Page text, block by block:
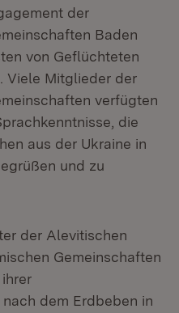
der
Baden
von Geflüchteten
Viele Mitglieder der
verfügten
die
aus der Ukraine in
und zu
der Alevitischen
Gemeinschaften
dem Erdbeben in